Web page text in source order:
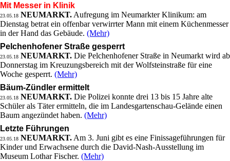
Mit Messer in Klinik
23.05.18 NEUMARKT. Aufregung im Neumarkter Klinikum: am
Dienstag betrat ein offenbar verwirrter Mann mit einem Küchenmesser
in der Hand das Gebäude. (Mehr)
Pelchenhofener Straße gesperrt
23.05.18 NEUMARKT. Die Pelchenhofener Straße in Neumarkt wird ab
Donnerstag im Kreuzungsbereich mit der Wolfsteinstraße für eine
Woche gesperrt. (Mehr)
Bäum-Zündler ermittelt
23.05.18 NEUMARKT. Die Polizei konnte drei 13 bis 15 Jahre alte
Schüler als Täter ermitteln, die im Landesgartenschau-Gelände einen
Baum angezündet haben. (Mehr)
Letzte Führungen
23.05.18 NEUMARKT. Am 3. Juni gibt es eine Finissageführungen für
Kinder und Erwachsene durch die David-Nash-Ausstellung im
Museum Lothar Fischer. (Mehr)